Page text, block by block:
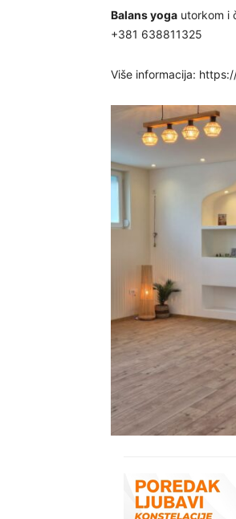
Balans yoga utorkom i
+381 638811325
Više informacija: